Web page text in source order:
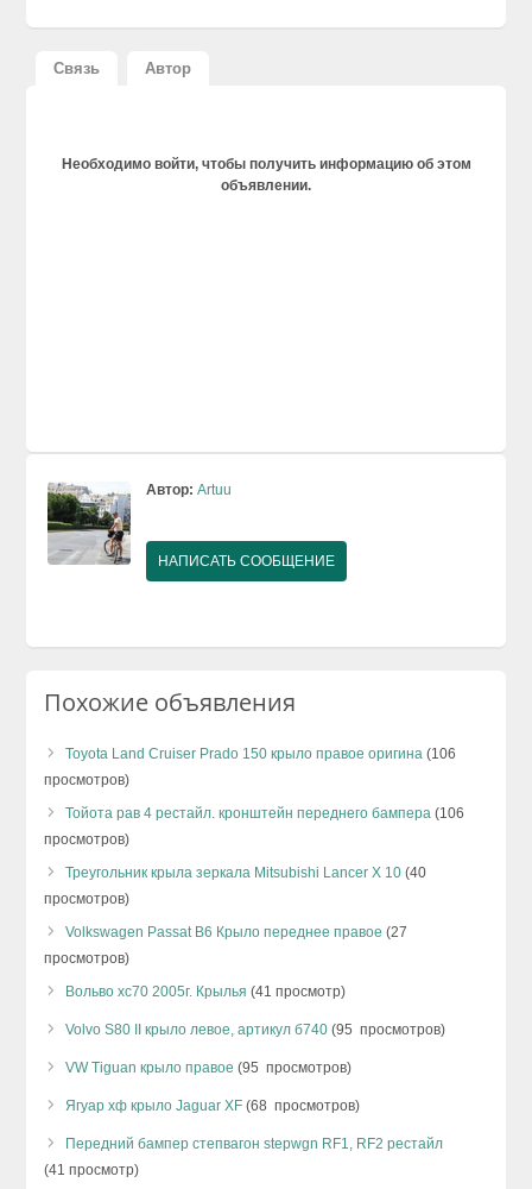
Связь Автор
Необходимо войти, чтобы получить информацию об этом
объявлении.
Автор: Artuu
НАПИСАТЬ СООБЩЕНИЕ
Похожие объявления
Toyota Land Cruiser Prado 150 крыло правое оригина (106
просмотров)
Тойота рав 4 рестайл. кронштейн переднего бампера (106
просмотров)
Треугольник крыла зеркала Mitsubishi Lancer X 10 (40
просмотров)
Volkswagen Passat B6 Крыло переднее правое (27
просмотров)
Вольво хс70 2005г. Крылья (41 просмотр)
Volvo S80 II крыло левое, артикул б740 (95 просмотров)
VW Tiguan крыло правое (95 просмотров)
Ягуар хф крыло Jaguar XF (68 просмотров)
Передний бампер степвагон stepwgn RF1, RF2 рестайл
(41 просмотр)